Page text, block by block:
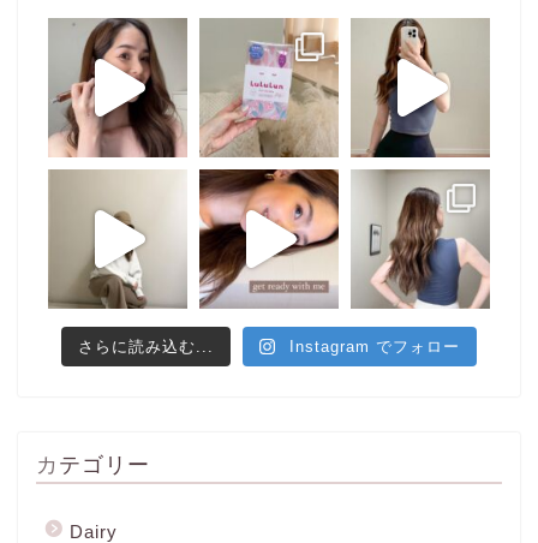
さらに読み込む... Instagram でフォロー
カテゴリー
Dairy